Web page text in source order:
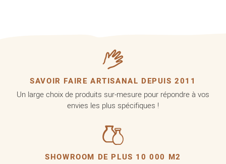
SAVOIR FAIRE ARTISANAL DEPUIS 2011
Un large choix de produits sur-mesure pour répondre à vos
envies les plus spécifiques !
SHOWROOM DE PLUS 10 000 M2